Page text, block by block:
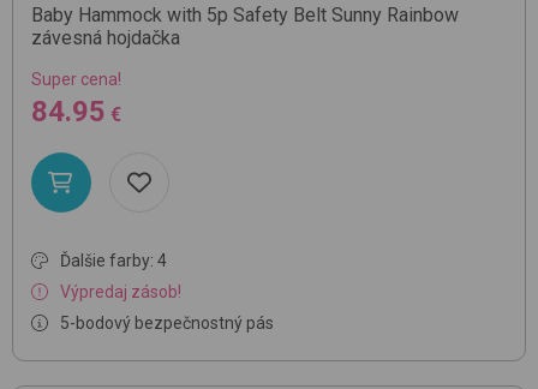
Baby Hammock with 5p Safety Belt Sunny Rainbow
závesná hojdačka
Super cena!
84.95 €
Ďalšie farby: 4
Výpredaj zásob!
5-bodový bezpečnostný pás